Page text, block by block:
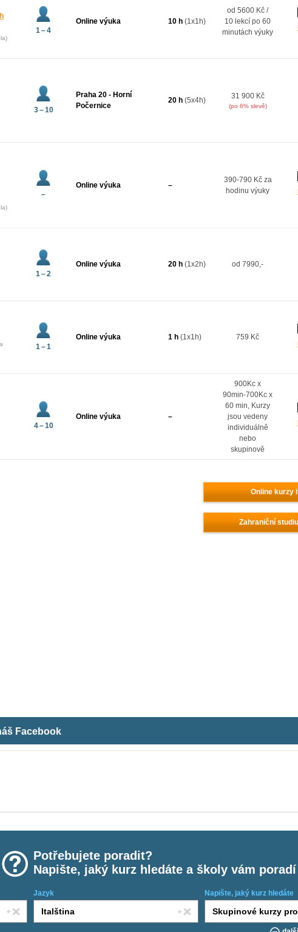
1 – 4
Online výuka 10 h (1x1h)
od 5600 Kč /
10 lekcí po 60
minutách výuky
3 – 10
Praha 20 - Horní
Počernice
20 h (5x4h) 31 900 Kč
(po 6% slevě)
–
Online výuka –
390-790 Kč za
hodinu výuky
1 – 2
Online výuka 20 h (1x2h) od 7990,-
1 – 1
Online výuka 1 h (1x1h) 759 Kč
4 – 10
Online výuka –
900Kc x
90min-700Kc x
60 min, Kurzy
jsou vedeny
individuálně
nebo
skupinově
Online kurzy
Zahraniční
Facebook
Potřebujete poradit?
Napište, jaký kurz hledáte a školy vám poradí
Jazyk Napište, jaký kurz hledáte